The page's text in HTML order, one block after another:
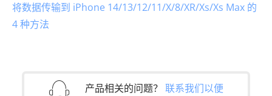
将数据传输到 iPhone 14/13/12/11/X/8/XR/Xs/Xs Max 的
4 种方法
产品相关的问题？ 联系我们以便